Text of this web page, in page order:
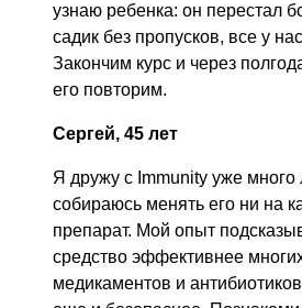
узнаю ребенка: он перестал
садик без пропусков, все у
Закончим курс и через
его повторим.
Сергей, 45 лет
Я дружу с Immunity уже много
собираюсь менять его ни на
препарат. Мой опыт
средство эффективнее
медикаментов и